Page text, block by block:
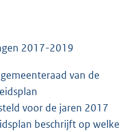
2017-2019
van de
voor de jaren 2017
beschrijft op welke